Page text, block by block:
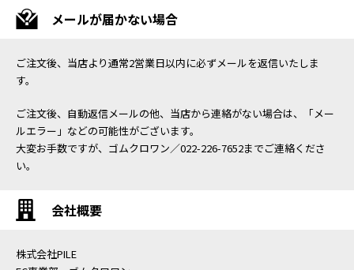
メールが届かない場合
ご注文後、当店より通常2営業日以内に必ずメールを返信いたしま
す。
ご注文後、自動返信メールの他、当店から連絡がない場合は、「メー
ルエラー」などの可能性がございます。
大変お手数ですが、ゴムクロワン／022-226-7652までご連絡くださ
い。
会社概要
株式会社PILE